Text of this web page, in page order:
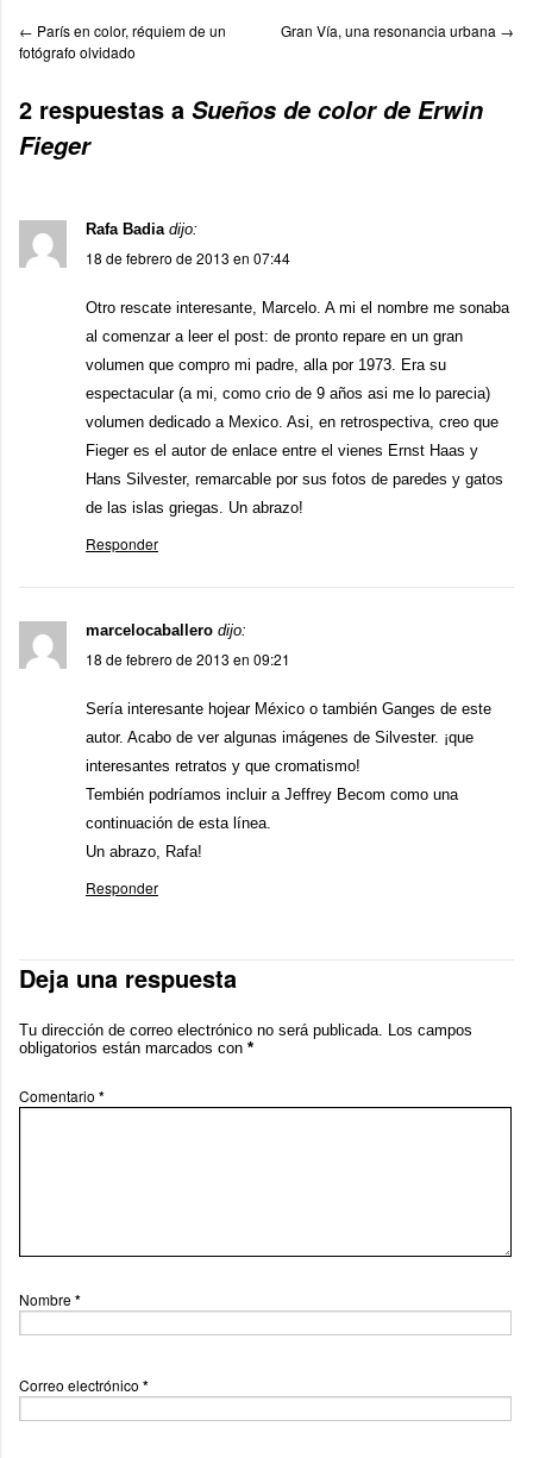
← París en color, réquiem de un
fotógrafo olvidado
Gran Vía, una resonancia urbana →
2 respuestas a Sueños de color de Erwin
Fieger
Rafa Badia dijo:
18 de febrero de 2013 en 07:44
Otro rescate interesante, Marcelo. A mi el nombre me sonaba
al comenzar a leer el post: de pronto repare en un gran
volumen que compro mi padre, alla por 1973. Era su
espectacular (a mi, como crio de 9 años asi me lo parecia)
volumen dedicado a Mexico. Asi, en retrospectiva, creo que
Fieger es el autor de enlace entre el vienes Ernst Haas y
Hans Silvester, remarcable por sus fotos de paredes y gatos
de las islas griegas. Un abrazo!
Responder
marcelocaballero dijo:
18 de febrero de 2013 en 09:21
Sería interesante hojear México o también Ganges de este
autor. Acabo de ver algunas imágenes de Silvester. ¡que
interesantes retratos y que cromatismo!
Tembién podríamos incluir a Jeffrey Becom como una
continuación de esta línea.
Un abrazo, Rafa!
Responder
Deja una respuesta
Tu dirección de correo electrónico no será publicada. Los campos
obligatorios están marcados con *
Comentario *
Nombre*
Correo electrónico *